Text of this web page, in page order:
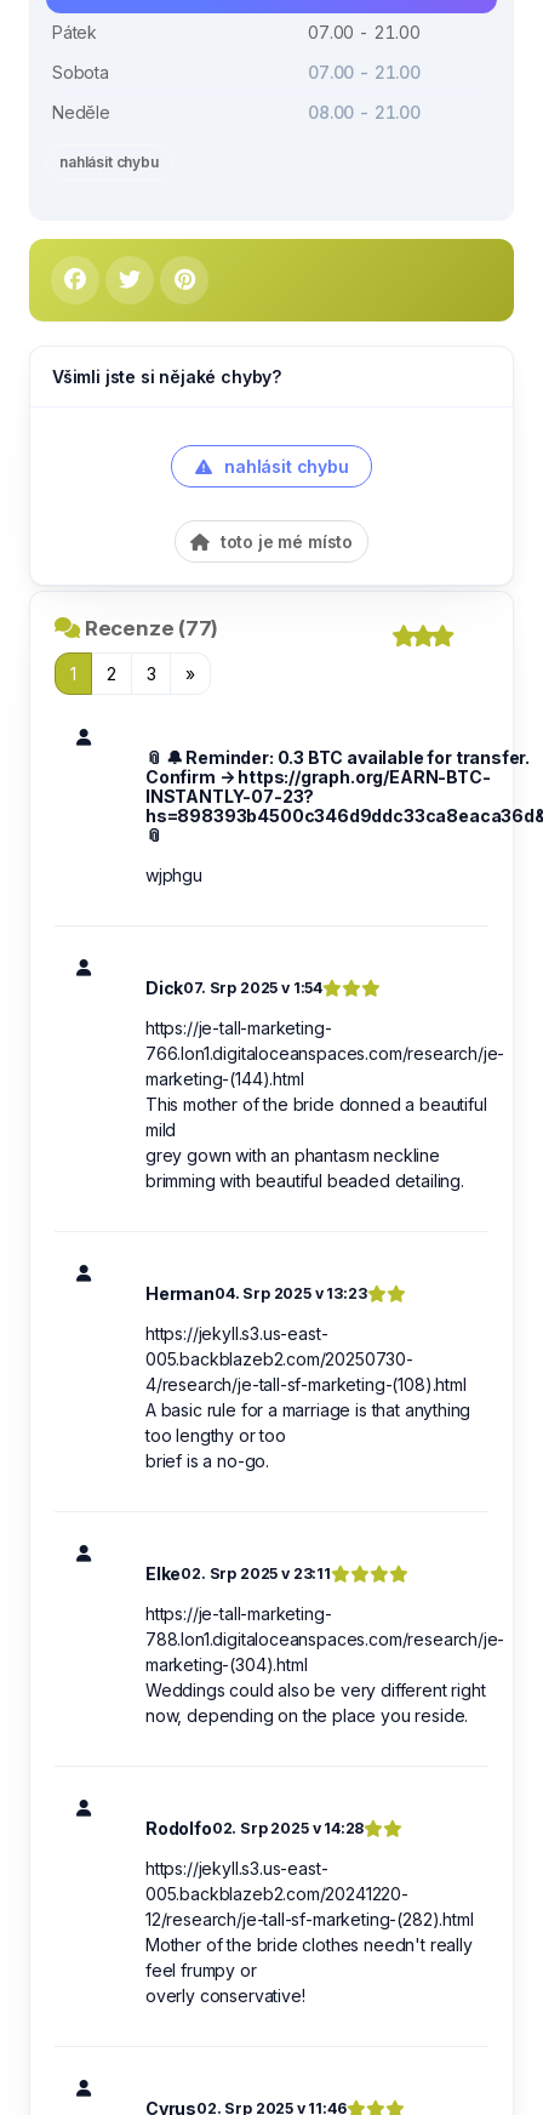
Pátek
07.00 - 21.00
Sobota
07.00 - 21.00
Neděle
08.00 - 21.00
nahlásit chybu
Všimli jste si nějaké chyby?
nahlásit chybu
toto je mé místo
Recenze (77)
1 2 3 »
📎 🔔 Reminder: 0.3 BTC available for transfer.
Confirm → https://graph.org/EARN-BTC-
INSTANTLY-07-23?
📎
wjphgu
Dick07. Srp 2025 v 1:54
https://je-tall-marketing-
766.lon1.digitaloceanspaces.com/research/je-
marketing-(144).html
This mother of the bride donned a beautiful
mild
grey gown with an phantasm neckline
brimming with beautiful beaded detailing.
Herman04. Srp 2025 v 13:23
https://jekyll.s3.us-east-
005.backblazeb2.com/20250730-
4/research/je-tall-sf-marketing-(108).html
A basic rule for a marriage is that anything
too lengthy or too
brief is a no-go.
Elke02. Srp 2025 v 23:11
https://je-tall-marketing-
788.lon1.digitaloceanspaces.com/research/je-
marketing-(304).html
Weddings could also be very different right
now, depending on the place you reside.
Rodolfo02. Srp 2025 v 14:28
https://jekyll.s3.us-east-
005.backblazeb2.com/20241220-
12/research/je-tall-sf-marketing-(282).html
Mother of the bride clothes needn't really
feel frumpy or
overly conservative!
Cyrus02. Srp 2025 v 11:46